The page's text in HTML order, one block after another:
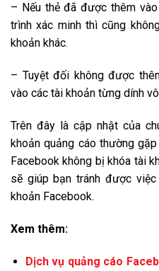
– Nếu thẻ đã được thêm
trình xác minh thì cũng
khoản khác.
– Tuyệt đối không được
vào các tài khoản từng dính
Trên đây là cập nhật của
khoản quảng cáo thường
Facebook không bị khóa tài
sẽ giúp bạn tránh được
khoản Facebook.
Xem thêm:
Dịch vụ quảng cáo